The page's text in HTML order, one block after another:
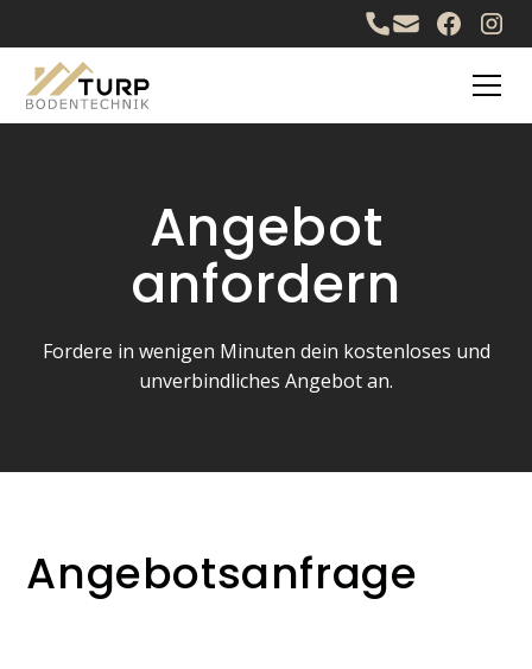
Angebot
anfordern
Fordere in wenigen Minuten dein kostenloses und
unverbindliches Angebot an.
Angebotsanfrage